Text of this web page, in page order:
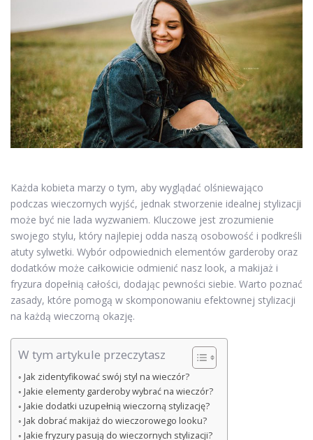
Każda kobieta marzy o tym, aby wyglądać olśniewająco
podczas wieczornych wyjść, jednak stworzenie idealnej stylizacji
może być nie lada wyzwaniem. Kluczowe jest zrozumienie
swojego stylu, który najlepiej odda naszą osobowość i podkreśli
atuty sylwetki. Wybór odpowiednich elementów garderoby oraz
dodatków może całkowicie odmienić nasz look, a makijaż i
fryzura dopełnią całości, dodając pewności siebie. Warto poznać
zasady, które pomogą w skomponowaniu efektownej stylizacji
na każdą wieczorną okazję.
W tym artykule przeczytasz
Jak zidentyfikować swój styl na wieczór?
Jakie elementy garderoby wybrać na wieczór?
Jakie dodatki uzupełnią wieczorną stylizację?
Jak dobrać makijaż do wieczorowego looku?
Jakie fryzury pasują do wieczornych stylizacji?